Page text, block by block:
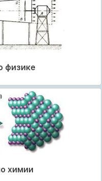
физике
химии